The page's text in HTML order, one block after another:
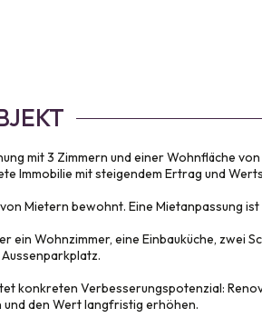
mit 3 Zimmern und einer Wohnfläche
Immobilie mit steigendem Ertrag und
Mietern bewohnt. Eine Mietanpassung
ein Wohnzimmer, eine Einbauküche, zwei
konkreten Verbesserungspotenzial:
den Wert langfristig erhöhen.